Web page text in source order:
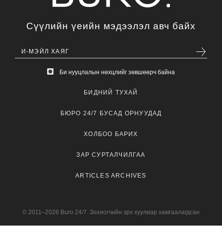
Сүүлийн үеийн мэдээлэл авч байх
Би нууцлалын нөхцлийг зөвшөөрч байна
БИДНИЙ ТУХАЙ
БЮРО 24/7 БУСАД ОРНУУДАД
ХОЛБОО БАРИХ
ЗАР СУРТАЛЧИЛГАА
ARTICLES ARCHIVES
© 2011–2026 Buro 24/7. Зохиогчийн эрх хуулиар хамгаалагдсан